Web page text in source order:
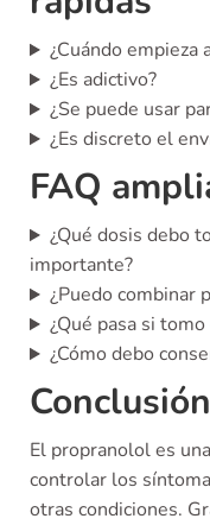
¿Cuándo empieza
¿Es adictivo?
¿Se puede usar
¿Es discreto el
FAQ
¿Qué dosis debo
importante?
¿Puedo combinar
¿Qué pasa si
¿Cómo debo
El propranolol es
controlar los
otras condiciones.